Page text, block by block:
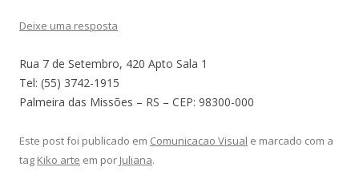
Deixe uma resposta
Rua 7 de Setembro, 420 Apto Sala 1
Tel: (55) 3742-1915
Palmeira das Missões – RS – CEP: 98300-000
Este post foi publicado em Comunicacao Visual e marcado com a
tag Kiko arte em por Juliana.